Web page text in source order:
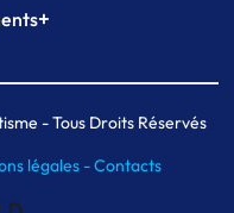
+
indoor
Paris- Tous Droits Réservés
légales -Contacts